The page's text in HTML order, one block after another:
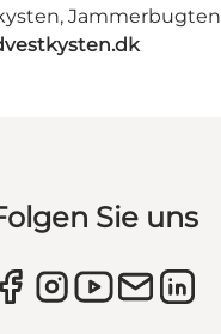
Jammerbugten
Sie uns